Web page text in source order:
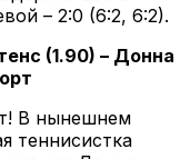
– 2:0 (6:2, 6:2).
(1.90) – Донна
В нынешнем
теннисистка